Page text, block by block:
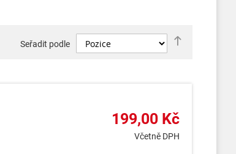
Seřadit podle
199,00 Kč
Včetně DPH